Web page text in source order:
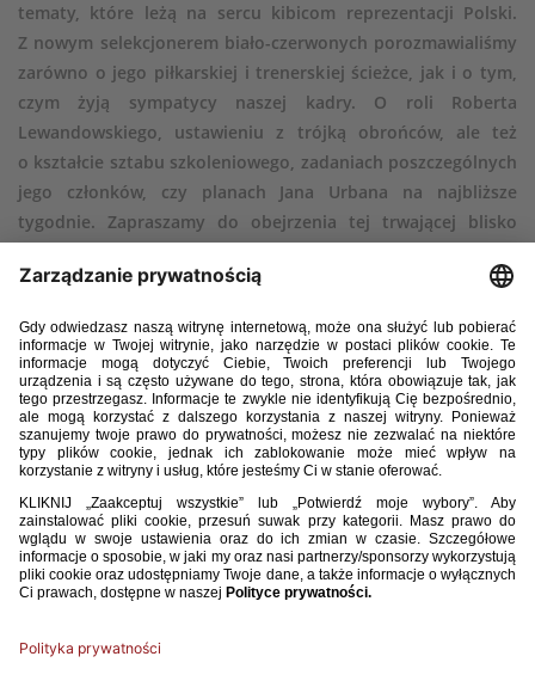
tematy, które leżą na sercu kibicom reprezentacji Polski.
Z nowym selekcjonerem biało-czerwonych porozmawialiśmy
zarówno o jego piłkarskiej i trenerskiej ścieżce, jak i o tym,
czym żyją sympatycy naszej kadry. O roli Roberta
Lewandowskiego, ustawieniu z trójką obrońców, ale też
o kształcie sztabu szkoleniowego, zadaniach poszczególnych
jego członków, czy planach Jana Urbana na najbliższe
tygodnie. Zapraszamy do obejrzenia tej trwającej blisko